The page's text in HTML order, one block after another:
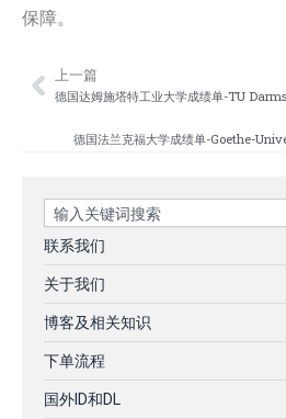
保障。
Prev
上一篇
德国达姆施塔特工业大学成绩单-TU
德国法兰克福大学成绩单-Goethe-
Search
联系我们
关于我们
博客及相关知识
下单流程
国外ID和DL